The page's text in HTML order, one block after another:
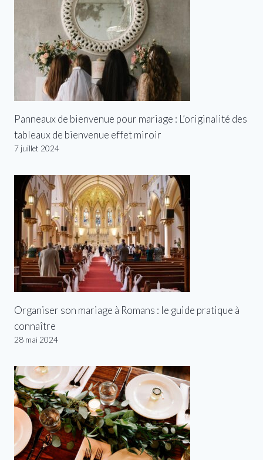
Panneaux de bienvenue pour mariage : L’originalité des
tableaux de bienvenue effet miroir
7 juillet 2024
Organiser son mariage à Romans : le guide pratique à
connaître
28 mai 2024